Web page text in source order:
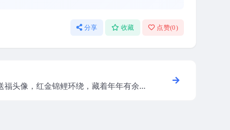
分享 收藏 点赞(0)
福头像，红金锦鲤环绕，藏着年年有余的